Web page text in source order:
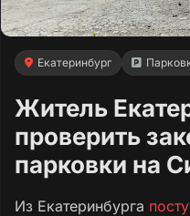
Екатеринбург
Житель
проверить
парковки на
Из Екатеринбурга